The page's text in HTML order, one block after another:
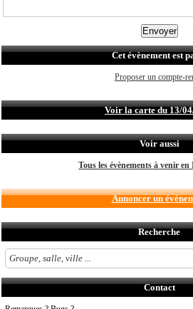
Cet évènement est
Proposer un compte-
Voir la carte du 13/
Voir aussi
Tous les évènements à venir
Annoncer un
Recherche
Contact